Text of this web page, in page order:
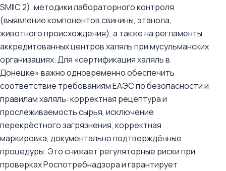
SMIIC 2), методики лабораторного контроля
(выявление компонентов свинины, этанола,
животного происхождения), а также на регламенты
аккредитованных центров халяль при мусульманских
организациях. Для «сертификация халяль в
Донецке» важно одновременно обеспечить
соответствие требованиям ЕАЭС по безопасности и
правилам халяль: корректная рецептура и
прослеживаемость сырья, исключение
перекрёстного загрязнения, корректная
маркировка, документально подтверждённые
процедуры. Это снижает регуляторные риски при
проверках Роспотребнадзора и гарантирует